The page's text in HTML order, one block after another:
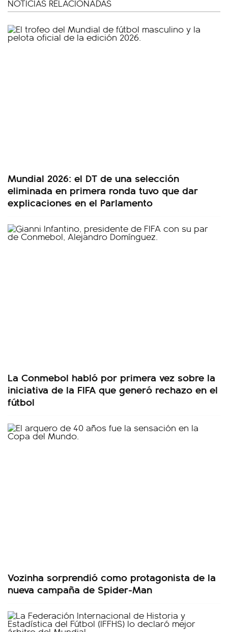
NOTICIAS RELACIONADAS
Mundial 2026: el DT de una selección
eliminada en primera ronda tuvo que dar
explicaciones en el Parlamento
La Conmebol habló por primera vez sobre la
iniciativa de la FIFA que generó rechazo en el
fútbol
Vozinha sorprendió como protagonista de la
nueva campaña de Spider-Man